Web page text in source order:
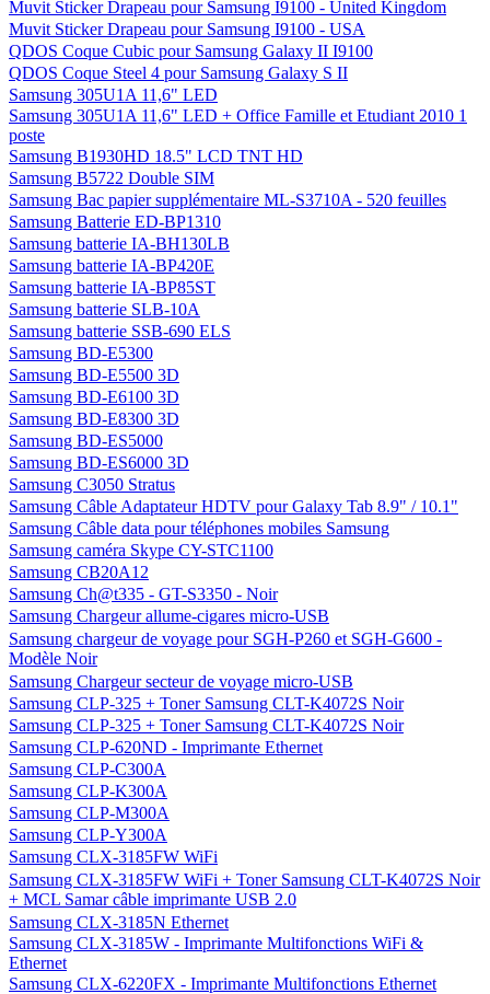
Muvit Sticker Drapeau pour Samsung I9100 - United Kingdom
Muvit Sticker Drapeau pour Samsung I9100 - USA
QDOS Coque Cubic pour Samsung Galaxy II I9100
QDOS Coque Steel 4 pour Samsung Galaxy S II
Samsung 305U1A 11,6" LED
Samsung 305U1A 11,6" LED + Office Famille et Etudiant 2010 1
poste
Samsung B1930HD 18.5" LCD TNT HD
Samsung B5722 Double SIM
Samsung Bac papier supplémentaire ML-S3710A - 520 feuilles
Samsung Batterie ED-BP1310
Samsung batterie IA-BH130LB
Samsung batterie IA-BP420E
Samsung batterie IA-BP85ST
Samsung batterie SLB-10A
Samsung batterie SSB-690 ELS
Samsung BD-E5300
Samsung BD-E5500 3D
Samsung BD-E6100 3D
Samsung BD-E8300 3D
Samsung BD-ES5000
Samsung BD-ES6000 3D
Samsung C3050 Stratus
Samsung Câble Adaptateur HDTV pour Galaxy Tab 8.9" / 10.1"
Samsung Câble data pour téléphones mobiles Samsung
Samsung caméra Skype CY-STC1100
Samsung CB20A12
Samsung Ch@t335 - GT-S3350 - Noir
Samsung Chargeur allume-cigares micro-USB
Samsung chargeur de voyage pour SGH-P260 et SGH-G600 -
Modèle Noir
Samsung Chargeur secteur de voyage micro-USB
Samsung CLP-325 + Toner Samsung CLT-K4072S Noir
Samsung CLP-325 + Toner Samsung CLT-K4072S Noir
Samsung CLP-620ND - Imprimante Ethernet
Samsung CLP-C300A
Samsung CLP-K300A
Samsung CLP-M300A
Samsung CLP-Y300A
Samsung CLX-3185FW WiFi
Samsung CLX-3185FW WiFi + Toner Samsung CLT-K4072S Noir
+ MCL Samar câble imprimante USB 2.0
Samsung CLX-3185N Ethernet
Samsung CLX-3185W - Imprimante Multifonctions WiFi &
Ethernet
Samsung CLX-6220FX - Imprimante Multifonctions Ethernet